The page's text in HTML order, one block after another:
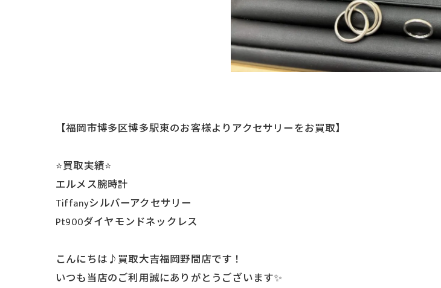
【福岡市博多区博多駅東のお客様よりアクセサリーをお買取】
⭐️買取実績⭐️
エルメス腕時計
Tiffanyシルバーアクセサリー
Pt900ダイヤモンドネックレス
こんにちは♪買取大吉福岡野間店です！
いつも当店のご利用誠にありがとうございます✨